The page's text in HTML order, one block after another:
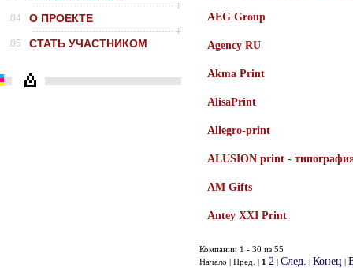
.04 О ПРОЕКТЕ
.05 СТАТЬ УЧАСТНИКОМ
AEG Group
Agency RU
Akma Print
AlisaPrint
Allegro-print
ALUSION print -
AM Gifts
Antey XXI Print
Компании 1 - 30 из 55
Начало | Пред. | 1 2 | След. | Конец |